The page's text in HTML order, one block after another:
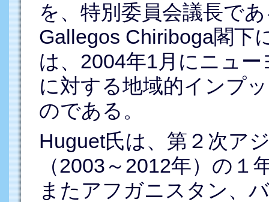
を、特別委員会議長で
Gallegos Chiriboga閣下
は、2004年1月にニュ
に対する地域的インプ
のである。
Huguet氏は、第２次ア
（2003～2012年）の
またアフガニスタン、